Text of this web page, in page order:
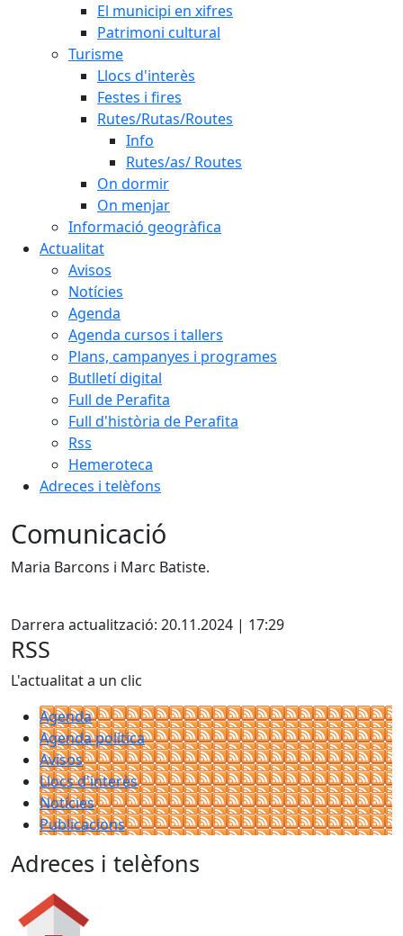
El municipi en xifres
Patrimoni cultural
Turisme
Llocs d'interès
Festes i fires
Rutes/Rutas/Routes
Info
Rutes/as/ Routes
On dormir
On menjar
Informació geogràfica
Actualitat
Avisos
Notícies
Agenda
Agenda cursos i tallers
Plans, campanyes i programes
Butlletí digital
Full de Perafita
Full d'història de Perafita
Rss
Hemeroteca
Adreces i telèfons
Comunicació
Maria Barcons i Marc Batiste.
Darrera actualització: 20.11.2024 | 17:29
RSS
L'actualitat a un clic
Agenda
Agenda política
Avisos
Llocs d'interès
Notícies
Publicacions
Adreces i telèfons